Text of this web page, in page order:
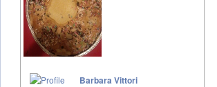
Barbara Vittori